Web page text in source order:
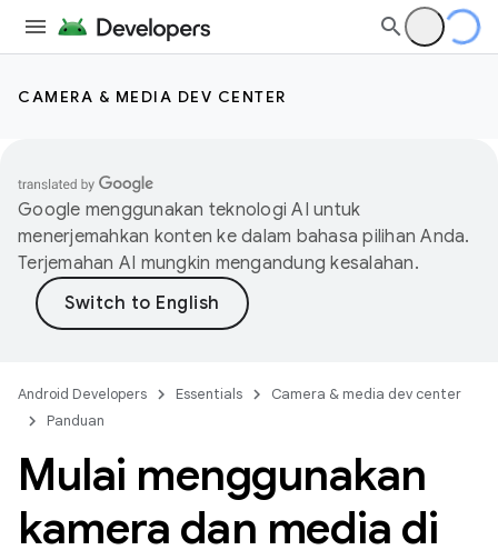
CAMERA & MEDIA DEV CENTER
Google menggunakan teknologi AI untuk
menerjemahkan konten ke dalam bahasa pilihan Anda.
Terjemahan AI mungkin mengandung kesalahan.
Android Developers Essentials
Camera & media dev center
Panduan
Mulai menggunakan
kamera dan media di